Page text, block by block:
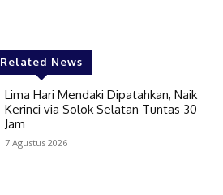
Related News
Lima Hari Mendaki Dipatahkan, Naik
Kerinci via Solok Selatan Tuntas 30
Jam
7 Agustus 2026